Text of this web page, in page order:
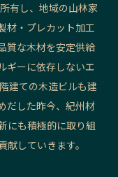
有し、地域の山林家
材・プレカット加工
質な木材を安定供給
ギーに依存しないエ
建ての木造ビルも建
だした昨今、紀州材
にも積極的に取り組
していきます。